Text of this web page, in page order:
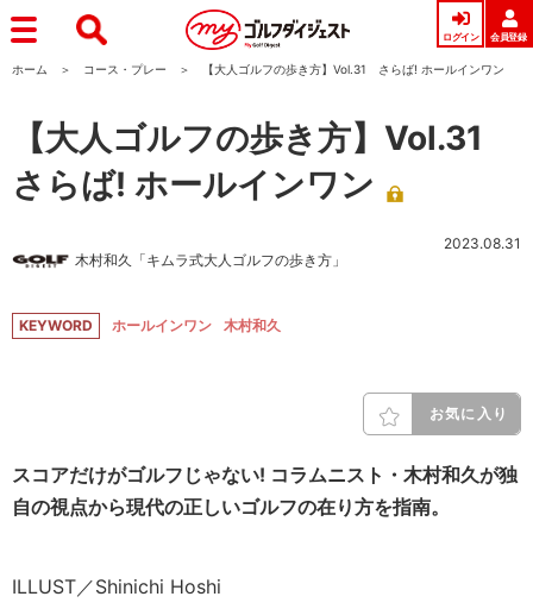
ログイン 会員登録
ホーム コース・プレー 【大人ゴルフの歩き方】Vol.31 さらば! ホールインワン
【大人ゴルフの歩き方】Vol.31
さらば! ホールインワン
木村和久「キムラ式大人ゴルフの歩き方」
2023.08.31
KEYWORD ホールインワン 木村和久
お気に入り
スコアだけがゴルフじゃない! コラムニスト・木村和久が独
自の視点から現代の正しいゴルフの在り方を指南。
ILLUST／Shinichi Hoshi